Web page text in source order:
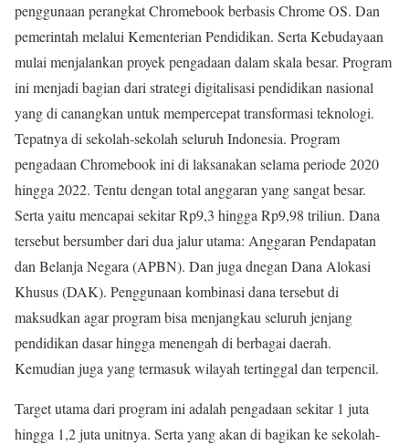
penggunaan perangkat Chromebook berbasis Chrome OS. Dan
pemerintah melalui Kementerian Pendidikan. Serta Kebudayaan
mulai menjalankan proyek pengadaan dalam skala besar. Program
ini menjadi bagian dari strategi digitalisasi pendidikan nasional
yang di canangkan untuk mempercepat transformasi teknologi.
Tepatnya di sekolah-sekolah seluruh Indonesia. Program
pengadaan Chromebook ini di laksanakan selama periode 2020
hingga 2022. Tentu dengan total anggaran yang sangat besar.
Serta yaitu mencapai sekitar Rp9,3 hingga Rp9,98 triliun. Dana
tersebut bersumber dari dua jalur utama: Anggaran Pendapatan
dan Belanja Negara (APBN). Dan juga dnegan Dana Alokasi
Khusus (DAK). Penggunaan kombinasi dana tersebut di
maksudkan agar program bisa menjangkau seluruh jenjang
pendidikan dasar hingga menengah di berbagai daerah.
Kemudian juga yang termasuk wilayah tertinggal dan terpencil.
Target utama dari program ini adalah pengadaan sekitar 1 juta
hingga 1,2 juta unitnya. Serta yang akan di bagikan ke sekolah-